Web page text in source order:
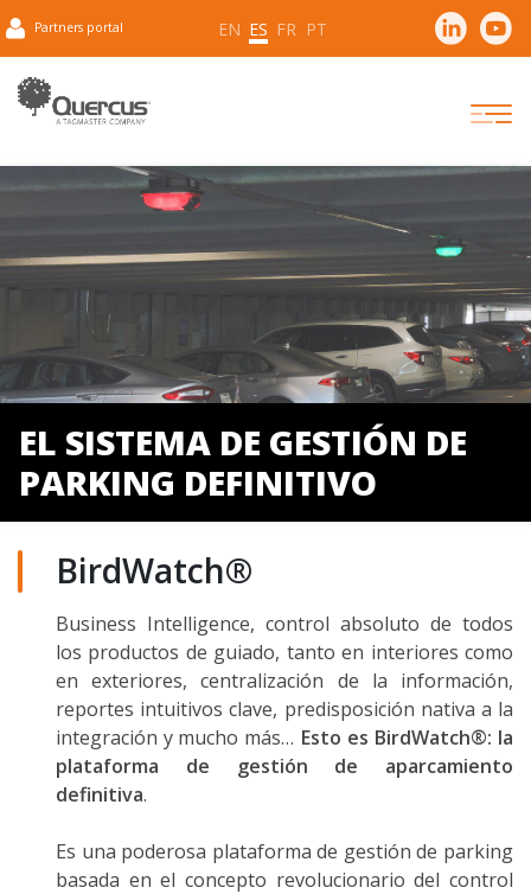
Partners portal EN ES FR PT
EL SISTEMA DE GESTIÓN DE
PARKING DEFINITIVO
BirdWatch®
Business Intelligence, control absoluto de todos
los productos de guiado, tanto en interiores como
en exteriores, centralización de la información,
reportes intuitivos clave, predisposición nativa a la
integración y mucho más… Esto es BirdWatch®: la
plataforma de gestión de aparcamiento
definitiva.
Es una poderosa plataforma de gestión de parking
basada en el concepto revolucionario del control